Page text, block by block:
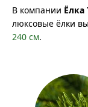
В компании Ёлка
люксовые ёлки
240 см.